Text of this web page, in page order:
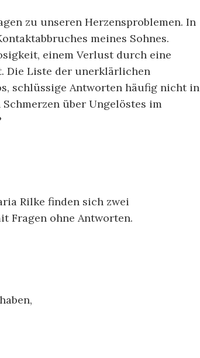
zu unseren Herzensproblemen. In
meines Sohnes.
einem Verlust durch eine
Die Liste der unerklärlichen
schlüssige Antworten häufig nicht in
über Ungelöstes im
Rilke finden sich zwei
Fragen ohne Antworten.